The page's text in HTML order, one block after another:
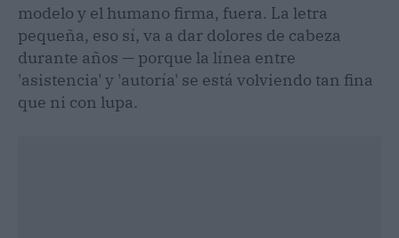
modelo y el humano firma, fuera. La letra
pequeña, eso sí, va a dar dolores de cabeza
durante años — porque la línea entre
'asistencia' y 'autoría' se está volviendo tan fina
que ni con lupa.